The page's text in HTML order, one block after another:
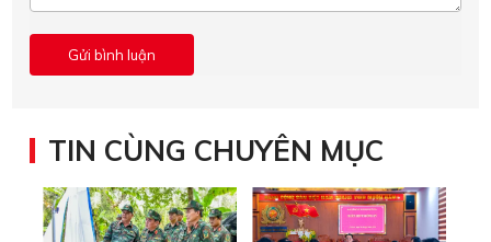
TIN CÙNG CHUYÊN MỤC